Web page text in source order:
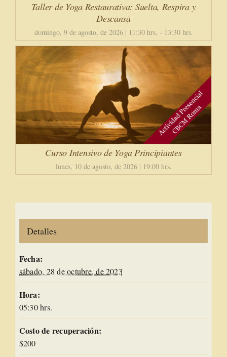
Taller de Yoga Restaurativa: Suelta, Respira y
Descansa
domingo, 9 de agosto, de 2026 | 11:30 hrs. - 13:30 hrs.
Curso Intensivo de Yoga Principiantes
lunes, 10 de agosto, de 2026 | 19:00 hrs.
Detalles
Fecha:
sábado, 28 de octubre, de 2023
Hora:
05:30 hrs.
Costo de recuperación:
$200